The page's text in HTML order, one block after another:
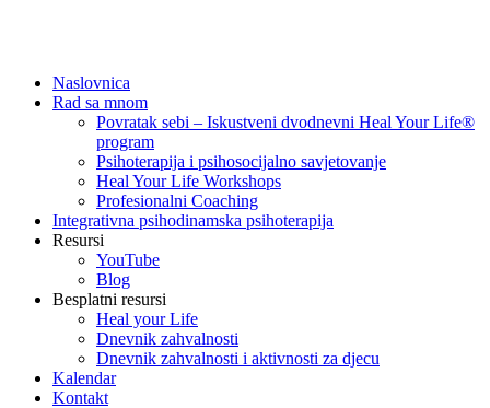
Naslovnica
Rad sa mnom
Povratak sebi – Iskustveni dvodnevni Heal Your Life®
program
Psihoterapija i psihosocijalno savjetovanje
Heal Your Life Workshops
Profesionalni Coaching
Integrativna psihodinamska psihoterapija
Resursi
YouTube
Blog
Besplatni resursi
Heal your Life
Dnevnik zahvalnosti
Dnevnik zahvalnosti i aktivnosti za djecu
Kalendar
Kontakt